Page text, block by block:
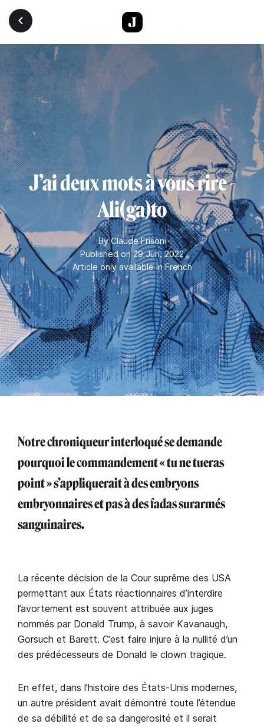
Skip to main content
J’ai deux mots à vous rire -
Ali(ga)to
ByClaude Frisoni
Published on 29 Jun. 2022
Article only available in French
Notre chroniqueur interloqué se demande
pourquoi le commandement « tu ne tueras
point » s’appliquerait à des embryons
embryonnaires et pas à des fadas surarmés
sanguinaires.
La récente décision de la Cour suprême des USA
permettant aux États réactionnaires d’interdire
l’avortement est souvent attribuée aux juges
nommés par Donald Trump, à savoir Kavanaugh,
Gorsuch et Barett. C’est faire injure à la nullité d’un
des prédécesseurs de Donald le clown tragique.
En effet, dans l’histoire des États-Unis modernes,
un autre président avait démontré toute l’étendue
de sa débilité et de sa dangerosité et il serait